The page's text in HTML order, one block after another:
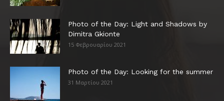
Photo of the Day: Light and Shadows by
Dimitra Gkionte
15 Φεβρουαρίου 2021
Photo of the Day: Looking for the summer
31 Μαρτίου 2021